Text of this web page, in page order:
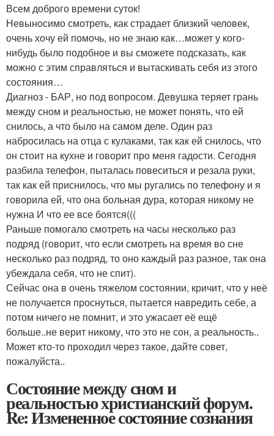
Всем доброго времени суток!
Невыносимо смотреть, как страдает близкий человек,
очень хочу ей помочь, но не знаю как…может у кого-
нибудь было подобное и вы сможете подсказать, как
можно с этим справляться и вытаскивать себя из этого
состояния…
Диагноз - БАР, но под вопросом. Девушка теряет грань
между сном и реальностью, не может понять, что ей
снилось, а что было на самом деле. Один раз
набросилась на отца с кулаками, так как ей снилось, что
он стоит на кухне и говорит про меня гадости. Сегодня
разбила телефон, пыталась повеситься и резала руки,
так как ей приснилось, что мы ругались по телефону и я
говорила ей, что она больная дура, которая никому не
нужна И что ее все боятся(((
Раньше помогало смотреть на часы несколько раз
подряд (говорит, что если смотреть на время во сне
несколько раз подряд, то оно каждый раз разное, так она
убеждала себя, что не спит).
Сейчас она в очень тяжелом состоянии, кричит, что у неё
не получается проснуться, пытается навредить себе, а
потом ничего не помнит, и это ужасает её ещё
больше..не верит никому, что это не сон, а реальность..
Может кто-то проходил через такое, дайте совет,
пожалуйста..
Состояние между сном и
реальностью христианский форум.
Re: Измененное состояние сознания